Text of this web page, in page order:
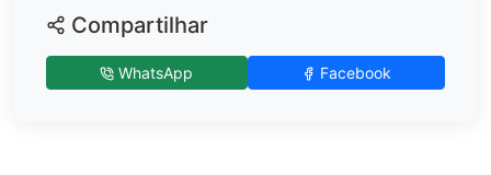
Compartilhar
WhatsApp Facebook